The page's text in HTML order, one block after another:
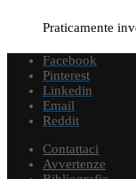
Praticamente
Facebook
Pinterest
Linkedin
Email
Reddit
Contattaci
Avvertenze